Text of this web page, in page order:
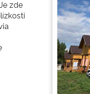
zde